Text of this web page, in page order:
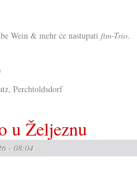
Wein & mehr će nastupati ftm-Trio.
Perchtoldsdorf
u Željeznu
- 08:04